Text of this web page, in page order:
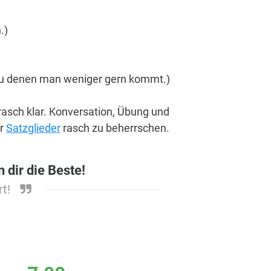
denen man weniger gern kommt.)
klar. Konversation, Übung und
Satzglieder rasch zu beherrschen.
dir die Beste!